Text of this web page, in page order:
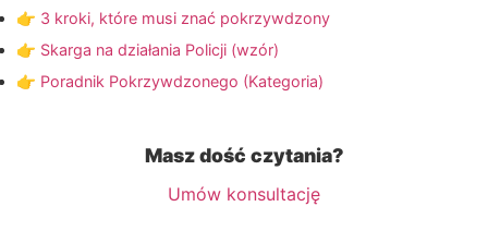
👉 3 kroki, które musi znać pokrzywdzony
👉 Skarga na działania Policji (wzór)
👉 Poradnik Pokrzywdzonego (Kategoria)
Masz dość czytania?
Umów konsultację